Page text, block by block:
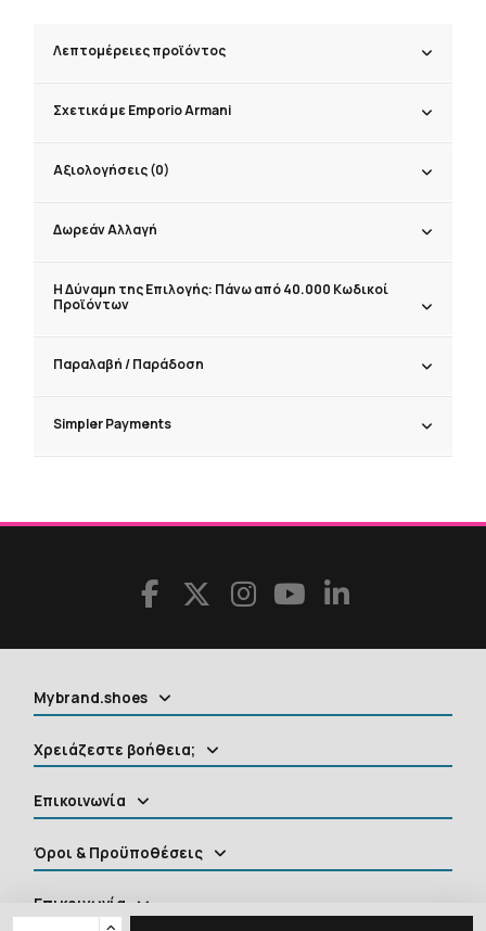
Λεπτομέρειες προϊόντος
Σχετικά με Emporio Armani
Αξιολογήσεις (0)
Δωρεάν Αλλαγή
Η Δύναμη της Επιλογής: Πάνω από 40.000 Κωδικοί
Προϊόντων
Παραλαβή / Παράδoση
Simpler Payments
Mybrand.shoes
Χρειάζεστε βοήθεια;
Επικοινωνία
Όροι & Προϋποθέσεις
Επικοινωνία